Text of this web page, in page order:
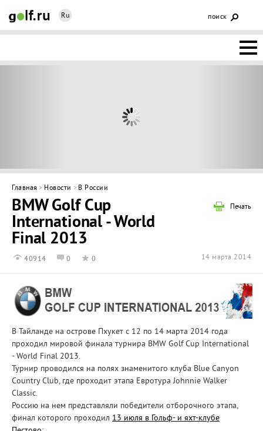
Ru поиск
ГОЛЬФ-
ИНТЕРАКТИВ
НЕДВИЖИМОСТЬ
Главная > Новости > В России
Печать
BMW Golf Cup
International - World
Final 2013
40914 0 0 14 марта 2014
В Тайланде на острове Пхукет с 12 по 14 марта 2014 года
проходил мировой финала турнира BMW Golf Cup International
- World Final 2013.
Турнир проводился на полях знаменитого клуба Blue Canyon
Country Club, где проходит этапа Евротура Johnnie Walker
Classic.
Россию на нем представляли победители отборочного этапа,
финал которого проходил 13 июля в Гольф- и яхт-клубе